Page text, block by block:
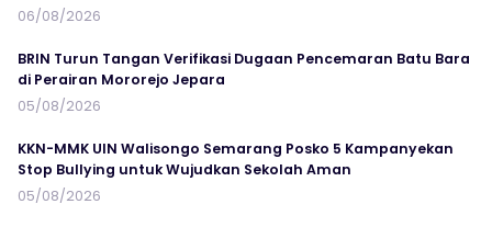
06/08/2026
BRIN Turun Tangan Verifikasi Dugaan Pencemaran Batu Bara
di Perairan Mororejo Jepara
05/08/2026
KKN-MMK UIN Walisongo Semarang Posko 5 Kampanyekan
Stop Bullying untuk Wujudkan Sekolah Aman
05/08/2026